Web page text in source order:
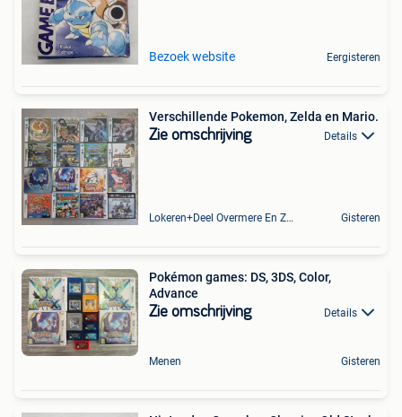
Bezoek website Eergisteren
Verschillende Pokemon, Zelda en Mario.
Zie omschrijving Details
Lokeren+Deel Overmere En Zele Gisteren
Pokémon games: DS, 3DS, Color,
Advance
Zie omschrijving Details
Menen Gisteren